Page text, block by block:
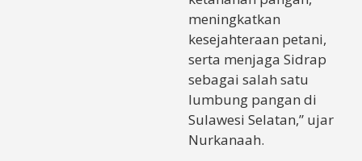
meningkatkan
kesejahteraan petani,
serta menjaga Sidrap
sebagai salah satu
lumbung pangan di
Sulawesi Selatan,” ujar
Nurkanaah.